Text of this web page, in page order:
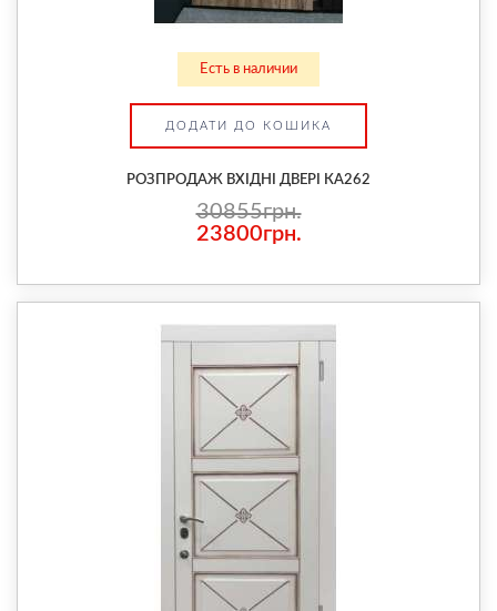
Есть в наличии
ДОДАТИ ДО КОШИКА
РОЗПРОДАЖ ВХІДНІ ДВЕРІ КА262
30855грн.
23800грн.